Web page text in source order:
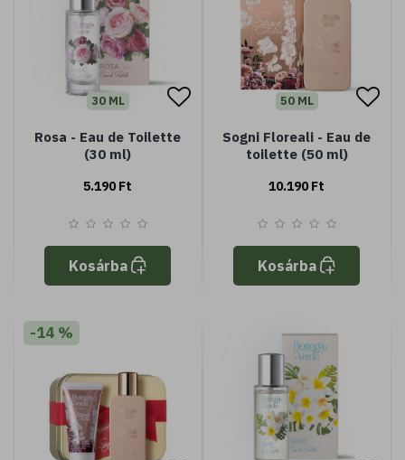
30 ML
Rosa - Eau de Toilette
(30 ml)
5.190 Ft
Kosárba
50 ML
Sogni Floreali - Eau de
toilette (50 ml)
10.190 Ft
Kosárba
-14 %